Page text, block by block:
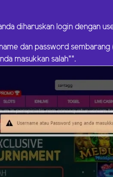
diharuskan login dengan
dan password
masukkan salah"".